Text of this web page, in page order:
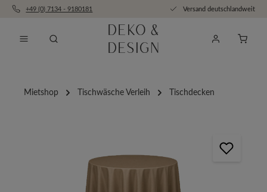
Zum Hauptinhalt springen
+49 (0) 7134 - 9180181 Versand deutschlandweit
Mietshop Tischwäsche Verleih Tischdecken